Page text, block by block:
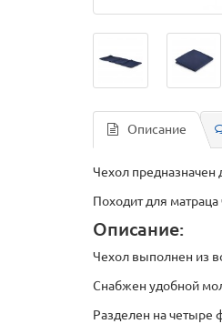
Описание
Чехол
Походит для
Описание:
Чехол выполнен из
Снабжен удобной
Разделен на